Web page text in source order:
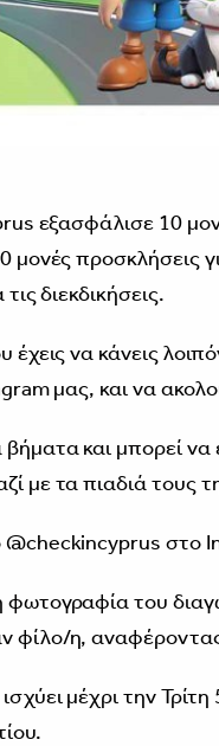
εξασφάλισε 10
μονές προσκλήσεις
διεκδικήσεις.
να κάνεις
μας, και να
και μπορεί
με τα πιαδιά τους
@checkincyprus στο
φωτογραφία του
φίλο/η,
μέχρι την